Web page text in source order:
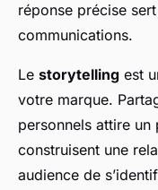
réponse précise
communications.
Le storytelling est
votre marque.
personnels attire
construisent une
audience de